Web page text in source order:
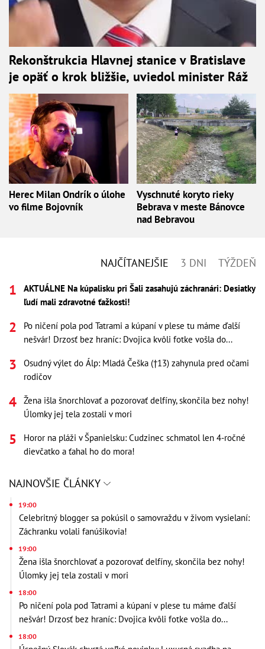
Rekonštrukcia Hlavnej stanice v Bratislave
je opäť o krok bližšie, uviedol minister Ráž
Herec Milan Ondrík o úlohe
vo filme Bojovník
Vyschnuté koryto rieky
Bebrava v meste Bánovce
nad Bebravou
NAJČÍTANEJŠIE 3 DNI TÝŽDEŇ
AKTUÁLNE Na kúpalisku pri Šali zasahujú záchranári: Desiatky
ľudí mali zdravotné ťažkosti!
Po ničení pola pod Tatrami a kúpaní v plese tu máme ďalší
nešvár! Drzosť bez hraníc: Dvojica kvôli fotke vošla do...
Osudný výlet do Álp: Mladá Češka (†13) zahynula pred očami
rodičov
Žena išla šnorchlovať a pozorovať delfíny, skončila bez nohy!
Úlomky jej tela zostali v mori
Horor na pláži v Španielsku: Cudzinec schmatol len 4-ročné
dievčatko a ťahal ho do mora!
NAJNOVŠIE ČLÁNKY
19:00
Celebritný blogger sa pokúsil o samovraždu v živom vysielaní:
Záchranku volali fanúšikovia!
19:00
Žena išla šnorchlovať a pozorovať delfíny, skončila bez nohy!
Úlomky jej tela zostali v mori
18:00
Po ničení pola pod Tatrami a kúpaní v plese tu máme ďalší
nešvár! Drzosť bez hraníc: Dvojica kvôli fotke vošla do...
18:00